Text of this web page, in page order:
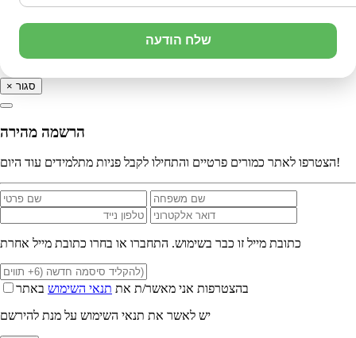
שלח הודעה
× סגור
הרשמה מהירה
הצטרפו לאתר כמורים פרטיים והתחילו לקבל פניות מתלמידים עוד היום!
כתובת מייל זו כבר בשימוש. התחברו או בחרו כתובת מייל אחרת
בהצטרפות אני מאשר/ת את תנאי השימוש באתר
יש לאשר את תנאי השימוש על מנת להירשם